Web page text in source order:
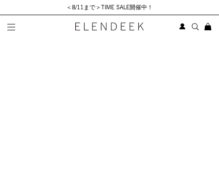
＜8/11まで＞TIME SALE開催中！